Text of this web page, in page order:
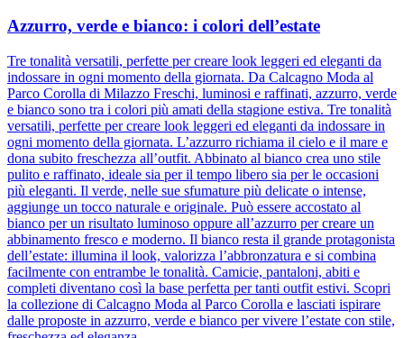
Azzurro, verde e bianco: i colori dell’estate
Tre tonalità versatili, perfette per creare look leggeri ed eleganti da
indossare in ogni momento della giornata. Da Calcagno Moda al
Parco Corolla di Milazzo Freschi, luminosi e raffinati, azzurro, verde
e bianco sono tra i colori più amati della stagione estiva. Tre tonalità
versatili, perfette per creare look leggeri ed eleganti da indossare in
ogni momento della giornata. L’azzurro richiama il cielo e il mare e
dona subito freschezza all’outfit. Abbinato al bianco crea uno stile
pulito e raffinato, ideale sia per il tempo libero sia per le occasioni
più eleganti. Il verde, nelle sue sfumature più delicate o intense,
aggiunge un tocco naturale e originale. Può essere accostato al
bianco per un risultato luminoso oppure all’azzurro per creare un
abbinamento fresco e moderno. Il bianco resta il grande protagonista
dell’estate: illumina il look, valorizza l’abbronzatura e si combina
facilmente con entrambe le tonalità. Camicie, pantaloni, abiti e
completi diventano così la base perfetta per tanti outfit estivi. Scopri
la collezione di Calcagno Moda al Parco Corolla e lasciati ispirare
dalle proposte in azzurro, verde e bianco per vivere l’estate con stile,